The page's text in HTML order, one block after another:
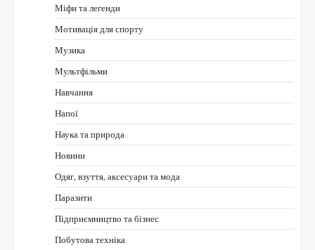
Міфи та легенди
Мотивація для спорту
Музика
Мультфільми
Навчання
Напої
Наука та природа
Новини
Одяг, взуття, аксесуари та мода
Паразити
Підприємництво та бізнес
Побутова техніка